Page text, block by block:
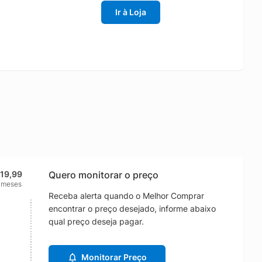
Ir à Loja
Quero monitorar o preço
Receba alerta quando o Melhor Comprar
encontrar o preço desejado, informe abaixo
qual preço deseja pagar.
Monitorar Preço